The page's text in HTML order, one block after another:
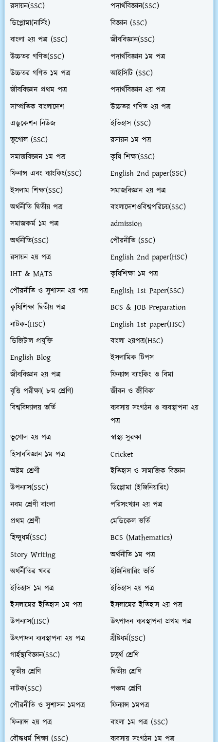
রসায়ন(SSC)
পদার্থবিজ্ঞান(SSC)
ডিপ্লোমা(নার্সিং)
বিজ্ঞান (SSC)
বাংলা ২য় পত্র (SSC)
জীববিজ্ঞান(SSC)
উচ্চতর গণিত(SSC)
পদার্থবিজ্ঞান ১ম পত্র
উচ্চতর গণিত ১ম পত্র
আইসিটি (SSC)
জীববিজ্ঞান প্রথম পত্র
পদার্থবিজ্ঞান ২য় পত্র
সাম্প্রতিক বাংলাদেশ
উচ্চতর গণিত ২য় পত্র
এডুকেশন নিউজ
ইতিহাস (SSC)
ভূগোল (SSC)
রসায়ন ১ম পত্র
সমাজবিজ্ঞান ১ম পত্র
কৃষি শিক্ষা(SSC)
ফিনান্স এবং ব্যাংকিং(SSC)
English 2nd paper(SSC)
ইসলাম শিক্ষা(SSC)
সমাজবিজ্ঞান ২য় পত্র
অর্থনীতি দ্বিতীয় পত্র
বাংলাদেশওবিশ্বপরিচয়(SSC)
সমাজকর্ম ১ম পত্র
admission
অর্থনীতি(SSC)
পৌরনীতি (SSC)
রসায়ন ২য় পত্র
English 2nd paper(HSC)
IHT & MATS
কৃষিশিক্ষা ১ম পত্র
পৌরনীতি ও সুশাসন ২য় পত্র
English 1st Paper(SSC)
কৃষিশিক্ষা দ্বিতীয় পত্র
BCS & JOB Preparation
নাটক-(HSC)
English 1st paper(HSC)
ডিজিটাল প্রযুক্তি
বাংলা ২য়পত্র(HSC)
English Blog
ইসলামিক টিপস
জীববিজ্ঞান ২য় পত্র
ফিন্যান্স ব্যাংকিং ও বিমা
বৃত্তি পরীক্ষা( ৮ম শ্রেণি)
জীবন ও জীবিকা
বিশ্ববিদ্যালয় ভর্তি
ব্যবসায় সংগঠন ও ব্যবস্থাপনা ২য়
পত্র
ভূগোল ২য় পত্র
স্বাস্থ্য সুরক্ষা
হিসাববিজ্ঞান ১ম পত্র
Cricket
অষ্টম শ্রেণী
ইতিহাস ও সামাজিক বিজ্ঞান
উপন্যাস(SSC)
ডিপ্লোমা (ইঞ্জিনিয়ারিং)
নবম শ্রেণী বাংলা
পরিসংখ্যান ২য় পত্র
প্রথম শ্রেণী
মেডিকেল ভর্তি
হিন্দুধর্ম(SSC)
BCS (Mathematics)
Story Writing
অর্থনীতি ১ম পত্র
অর্থনীতির খবর
ইঞ্জিনিয়ারিং ভর্তি
ইতিহাস ১ম পত্র
ইতিহাস ২য় পত্র
ইসলামের ইতিহাস ১ম পত্র
ইসলামের ইতিহাস ২য় পত্র
উপন্যাস(HSC)
উৎপাদন ব্যবস্থাপনা প্রথম পত্র
উৎপাদন ব্যবস্থাপনা ২য় পত্র
খ্রীষ্টধর্ম(SSC)
গার্হস্থ্যবিজ্ঞান(SSC)
চতুর্থ শ্রেণি
তৃতীয় শ্রেণি
দ্বিতীয় শ্রেণি
নাটক(SSC)
পঞ্চম শ্রেণি
পৌরনীতি ও সুশাসন ১মপত্র
ফিন্যান্স ১মপত্র
ফিন্যান্স ২য় পত্র
বাংলা ১ম পত্র (SSC)
বৌদ্ধধর্ম শিক্ষা (SSC)
ব্যবসায় সংগঠন ১ম পত্র